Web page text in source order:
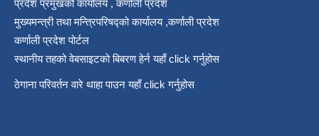
प्रदेश प्रमुखको कार्यालय , कर्णाली प्रदेश
मुख्यमन्त्री तथा मन्त्रिपरिषद्को कार्यालय ,कर्णाली प्रदेश
कर्णाली प्रदेश पोर्टल
स्थानीय तहको वेबसाइटको बिबरण हेर्न यहाँ click गर्नुहोस
ठेगाना परिवर्तन वारे थाहा पाउन यहाँ click गर्नुहोस